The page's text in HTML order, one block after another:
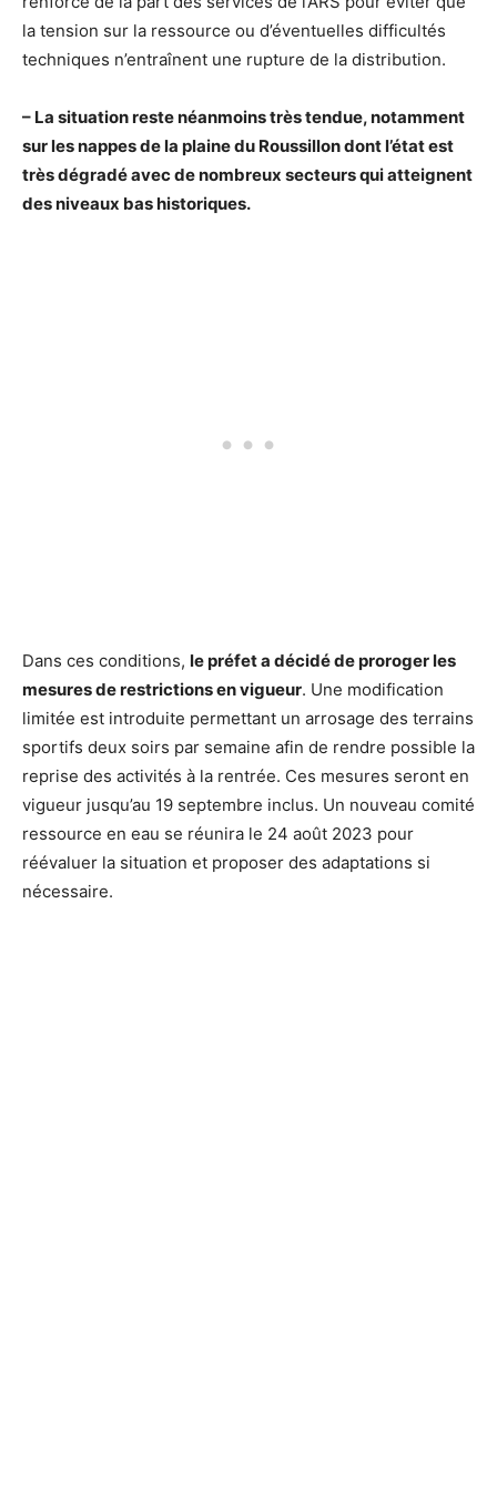
la tension sur la ressource ou d’éventuelles difficultés
techniques n’entraînent une rupture de la distribution.
– La situation reste néanmoins très tendue, notamment
sur les nappes de la plaine du Roussillon dont l’état est
très dégradé avec de nombreux secteurs qui atteignent
des niveaux bas historiques.
Dans ces conditions, le préfet a décidé de proroger les
mesures de restrictionsen vigueur. Une modification
limitée est introduite permettant un arrosage des terrains
sportifs deux soirs par semaine afin de rendre possible la
reprise des activités à la rentrée. Ces mesures seront en
vigueur jusqu’au 19 septembre inclus. Un nouveau comité
ressource en eau se réunira le 24 août 2023 pour
réévaluer la situation et proposer des adaptations si
nécessaire.